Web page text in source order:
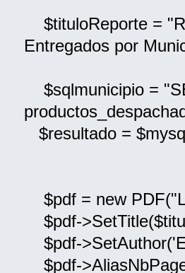
$tituloReporte =
Entregados por
$sqlmunicipio =
$resultado =
$pdf = new
$pdf-
$pdf-
$pdf-